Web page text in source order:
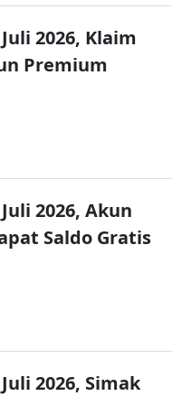
2026, Klaim
Premium
2026, Akun
Saldo Gratis
2026, Simak